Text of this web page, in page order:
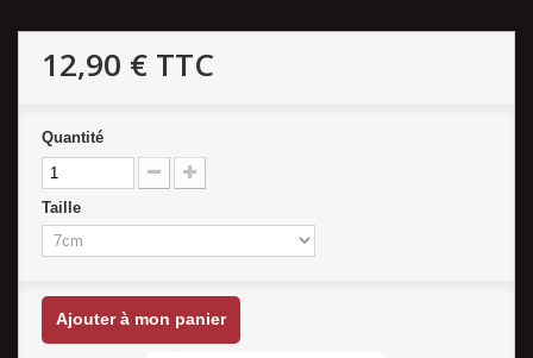
12,90 € TTC
Quantité
Taille
Ajouter à mon panier